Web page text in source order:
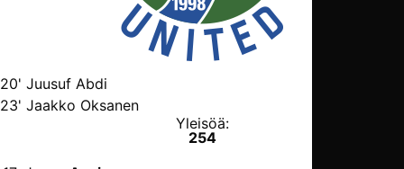
20' Juusuf Abdi
23' Jaakko Oksanen
Yleisöä:
254